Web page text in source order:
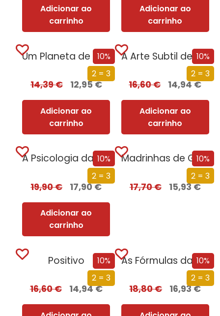
Adicionar ao
carrinho
Adicionar ao
carrinho
10%
2 = 3
Um Planeta de Vírus
14,39€ 12,95€
Adicionar ao
carrinho
10%
2 = 3
A Arte Subtil de Saber Seduzir
16,60€ 14,94€
Adicionar ao
carrinho
10%
2 = 3
A Psicologia da Estupidez
19,90€ 17,90€
Adicionar ao
carrinho
10%
2 = 3
Madrinhas de Guerra
17,70€ 15,93€
10%
2 = 3
Positivo
16,60€ 14,94€
10%
2 = 3
As Fórmulas da Vida e da Morte
18,80€ 16,93€